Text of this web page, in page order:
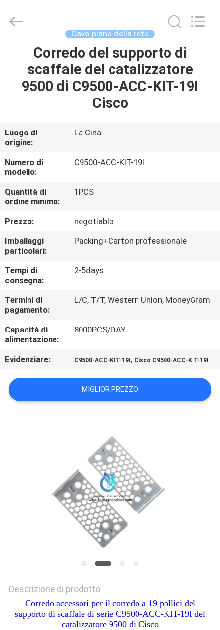
CASA
PRODOTTI
NOI
GIRO
DELLA
FABBRICA
CONTROLLO
DI
MAPPA
DEL
SITO
PRIVACY
POLICY
supplier.
Copyright
WanyYi Telecom Tech Co.,Limited.
Cavo piano della rete
Corredo del supporto di
scaffale del catalizzatore
9500 di C9500-ACC-KIT-19I
Cisco
Luogo di
origine:
La Cina
Numero di
modello:
C9500-ACC-KIT-19I
Quantità di
ordine minimo:
1PCS
Prezzo:
negotiable
Imballaggi
particolari:
Packing+Carton professionale
Tempi di
consegna:
2-5days
Termini di
pagamento:
L/C, T/T, Western Union, MoneyGram
Capacità di
alimentazione:
8000PCS/DAY
Evidenziare: C9500-ACC-KIT-19I , Cisco C9500-ACC-KIT-19I
MIGLIOR PREZZO
Descrizione di prodotto
Corredo accessori per il corredo a 19 pollici del
supporto di scaffale di serie C9500-ACC-KIT-19I del
catalizzatore 9500 di Cisco